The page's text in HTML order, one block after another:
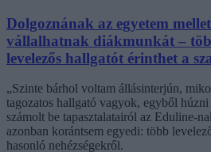
Dolgoznának az egyetem
vállalhatnak diákmunkát –
levelezős hallgatót érinthet a
„Szinte bárhol voltam állásinterjún,
tagozatos hallgató vagyok, egyből
számolt be tapasztalatairól az Eduline-
azonban korántsem egyedi: több
hasonló nehézségekről.